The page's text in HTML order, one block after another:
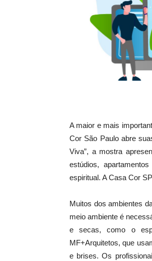
A maior e mais
Cor São Paulo abre
Viva”, a mostra
estúdios,
espiritual. A Casa Cor
Muitos dos ambientes
meio ambiente é
e secas, como o
MF+Arquitetos, que
e brises. Os